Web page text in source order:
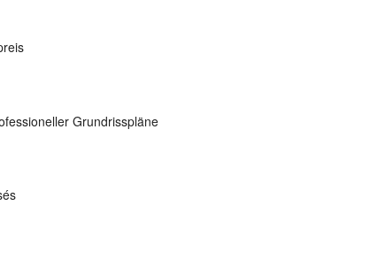
Grundrisspläne